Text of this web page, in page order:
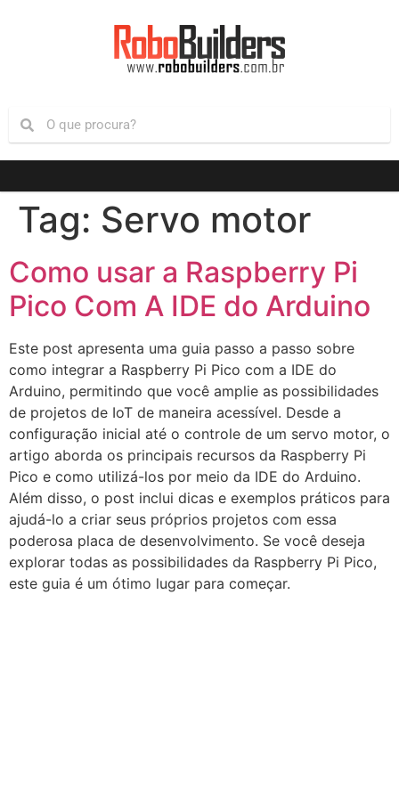
Tag: Servo motor
Como usar a Raspberry Pi
Pico Com A IDE do Arduino
Este post apresenta uma guia passo a passo sobre
como integrar a Raspberry Pi Pico com a IDE do
Arduino, permitindo que você amplie as possibilidades
de projetos de IoT de maneira acessível. Desde a
configuração inicial até o controle de um servo motor, o
artigo aborda os principais recursos da Raspberry Pi
Pico e como utilizá-los por meio da IDE do Arduino.
Além disso, o post inclui dicas e exemplos práticos para
ajudá-lo a criar seus próprios projetos com essa
poderosa placa de desenvolvimento. Se você deseja
explorar todas as possibilidades da Raspberry Pi Pico,
este guia é um ótimo lugar para começar.